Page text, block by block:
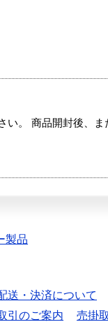
。 商品開封後、
製品
送・決済について
引のご案内 売掛